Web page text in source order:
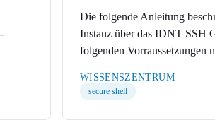
Die folgende Anleitung
Instanz über das IDNT SSH
folgenden Vorraussetzungen
WISSENSZENTRUM
secure shell